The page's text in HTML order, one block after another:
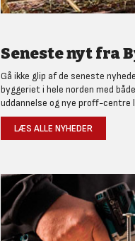
Seneste nyt fra
Gå ikke glip af de seneste
byggeriet i hele norden med
uddannelse og nye proff-centre
LÆS ALLE NYHEDER